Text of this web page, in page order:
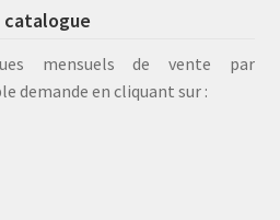
catalogue
mensuels de vente par
demande en cliquant sur :